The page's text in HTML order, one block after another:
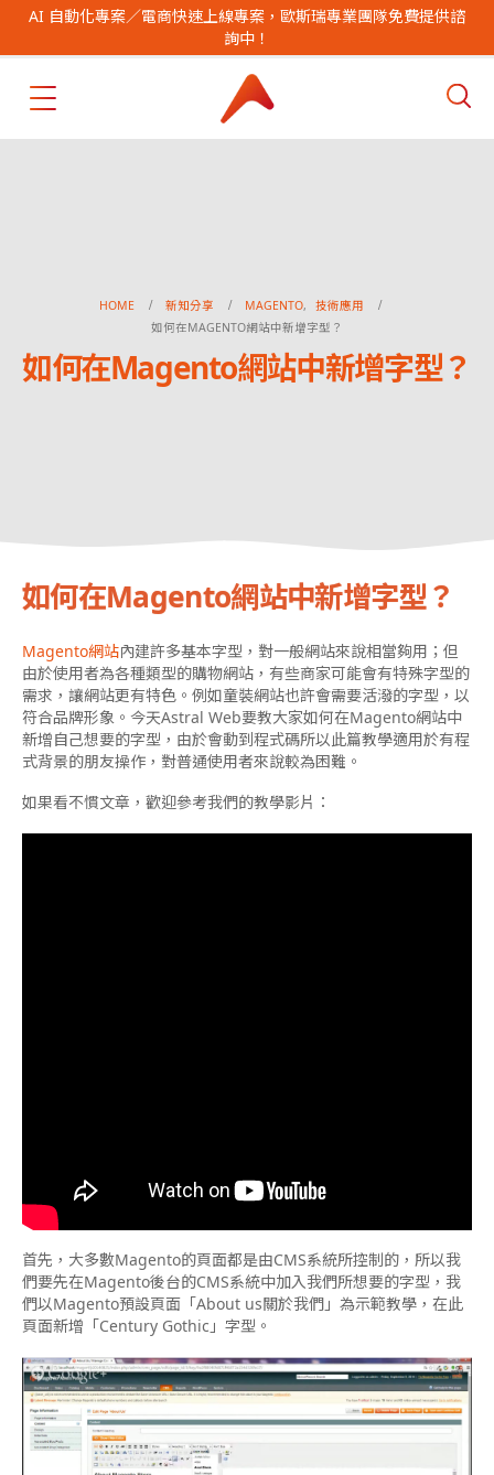
AI 自動化專案／電商快速上線專案，歐斯瑞專業團隊免費提供諮
詢中！
HOME 新知分享 MAGENTO,
技術應用
如何在MAGENTO網站中新增字型？
如何在Magento網站中新增字型？
如何在Magento網站中新增字型？
Magento網站內建許多基本字型，對一般網站來說相當夠用；但
由於使用者為各種類型的購物網站，有些商家可能會有特殊字型的
需求，讓網站更有特色。例如童裝網站也許會需要活潑的字型，以
符合品牌形象。今天Astral Web要教大家如何在Magento網站中
新增自己想要的字型，由於會動到程式碼所以此篇教學適用於有程
式背景的朋友操作，對普通使用者來說較為困難。
如果看不慣文章，歡迎參考我們的教學影片：
首先，大多數Magento的頁面都是由CMS系統所控制的，所以我
們要先在Magento後台的CMS系統中加入我們所想要的字型，我
們以Magento預設頁面「About us關於我們」為示範教學，在此
頁面新增「Century Gothic」字型。